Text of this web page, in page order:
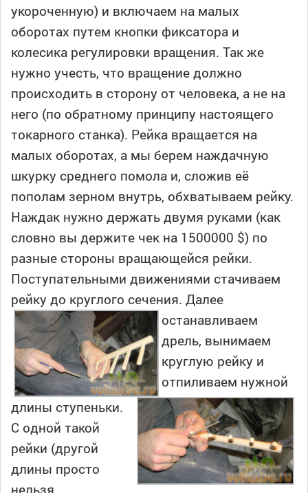
укороченную) и включаем на малых
оборотах путем кнопки фиксатора и
колесика регулировки вращения. Так же
нужно учесть, что вращение должно
происходить в сторону от человека, а не на
него (по обратному принципу настоящего
токарного станка). Рейка вращается на
малых оборотах, а мы берем наждачную
шкурку среднего помола и, сложив её
пополам зерном внутрь, обхватываем рейку.
Наждак нужно держать двумя руками (как
словно вы держите чек на 1500000 $) по
разные стороны вращающейся рейки.
Поступательными движениями стачиваем
рейку до круглого сечения. Далее
останавливаем
дрель, вынимаем
круглую рейку и
отпиливаем нужной
длины ступеньки.
С одной такой
рейки (другой
длины просто
нельзя